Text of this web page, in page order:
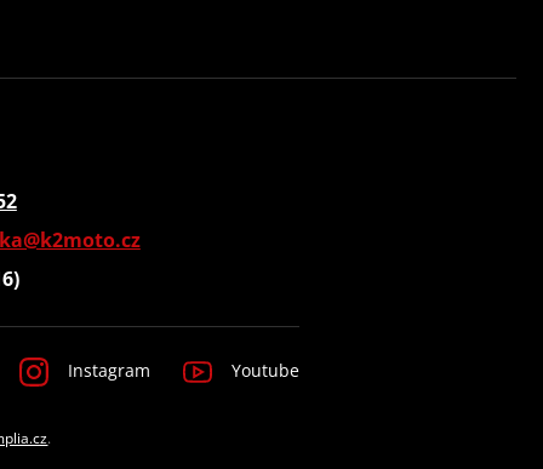
Instagram Youtube
.